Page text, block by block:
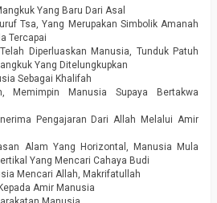
Yang Baru Dari Asal
Tsa, Yang Merupakan Simbolik Amanah
Tercapai
Diperluaskan Manusia, Tunduk Patuh
Yang Ditelungkupkan
Sebagai Khalifah
Memimpin Manusia Supaya Bertakwa
Pengajaran Dari Allah Melalui Amir
Alam Yang Horizontal, Manusia Mula
Yang Mencari Cahaya Budi
Mencari Allah, Makrifatullah
Amir Manusia